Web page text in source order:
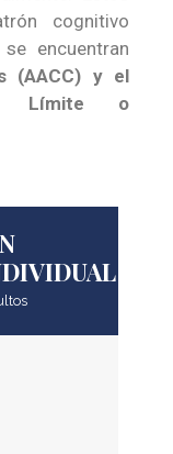
cognitivo
encuentran
(AACC) y el
Límite o